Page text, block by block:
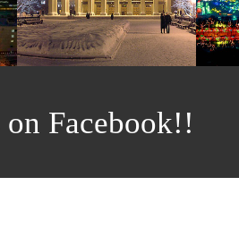
Facebook!!